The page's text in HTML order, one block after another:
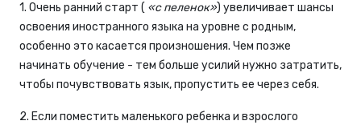
1. Очень ранний старт ( «с пеленок») увеличивает шансы
освоения иностранного языка на уровне с родным,
особенно это касается произношения. Чем позже
начинать обучение - тем больше усилий нужно затратить,
чтобы почувствовать язык, пропустить ее через себя.
2. Если поместить маленького ребенка и взрослого